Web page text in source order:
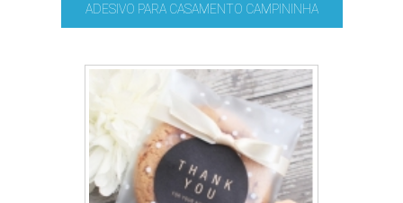
ADESIVO PARA CASAMENTO CAMPININHA